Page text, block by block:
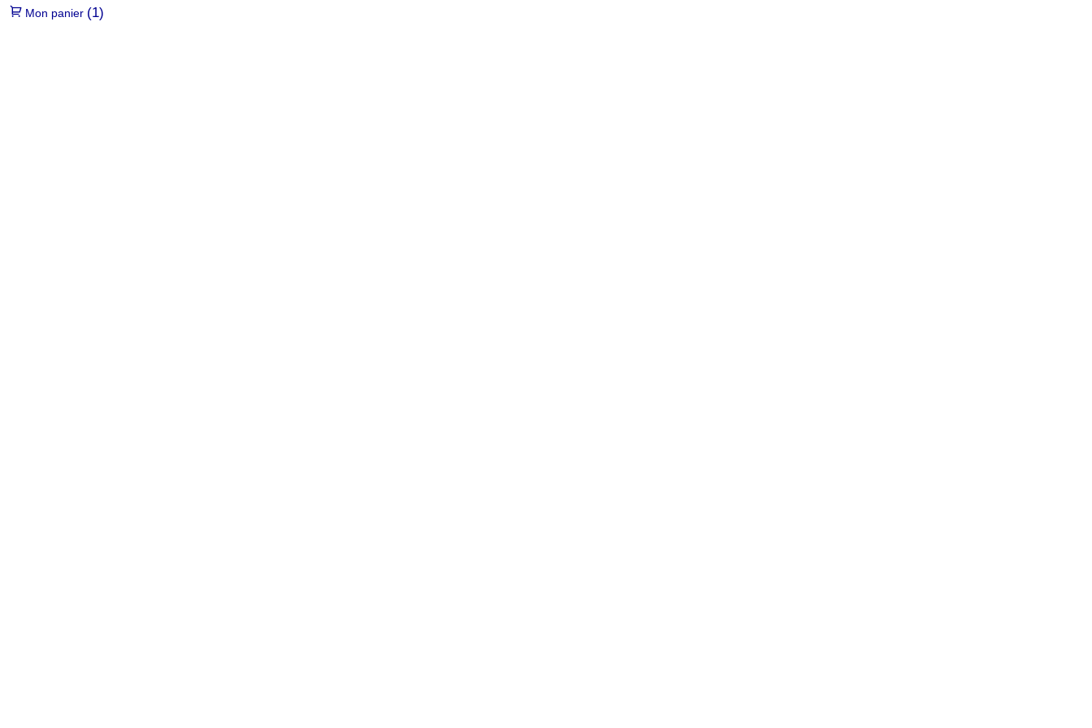
Mon panier (1)